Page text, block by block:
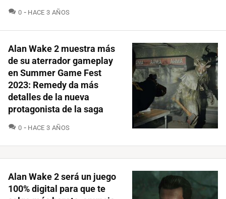
0 COMENTARIOS
HACE 3 AÑOS
Alan Wake 2 muestra más
de su aterrador gameplay
en Summer Game Fest
2023: Remedy da más
detalles de la nueva
protagonista de la saga
0 COMENTARIOS
HACE 3 AÑOS
Alan Wake 2 será un juego
100% digital para que te